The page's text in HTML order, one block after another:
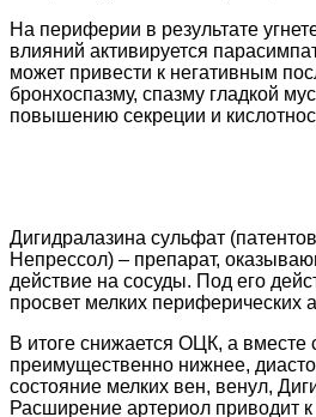
На периферии в результате
влияний активируется
может привести к негативным
бронхоспазму, спазму гладкой
повышению секреции и
Дигидралазина сульфат
Непрессол) – препарат,
действие на сосуды. Под его
просвет мелких периферических
В итоге снижается ОЦК, а
преимущественно нижнее,
состояние мелких вен, венул,
Расширение артериол приводит